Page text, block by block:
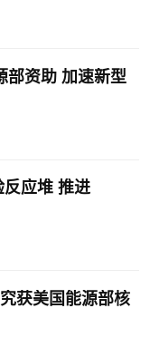
部资助 加速新型
应堆 推进
获美国能源部核